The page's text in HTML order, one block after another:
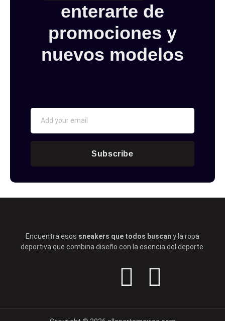
enterarte de
promociones y
nuevos modelos
Subscribe
Encuentra esos sneakers que todos buscan y la ropa
deportiva que combina diseño con la esencia del deporte.